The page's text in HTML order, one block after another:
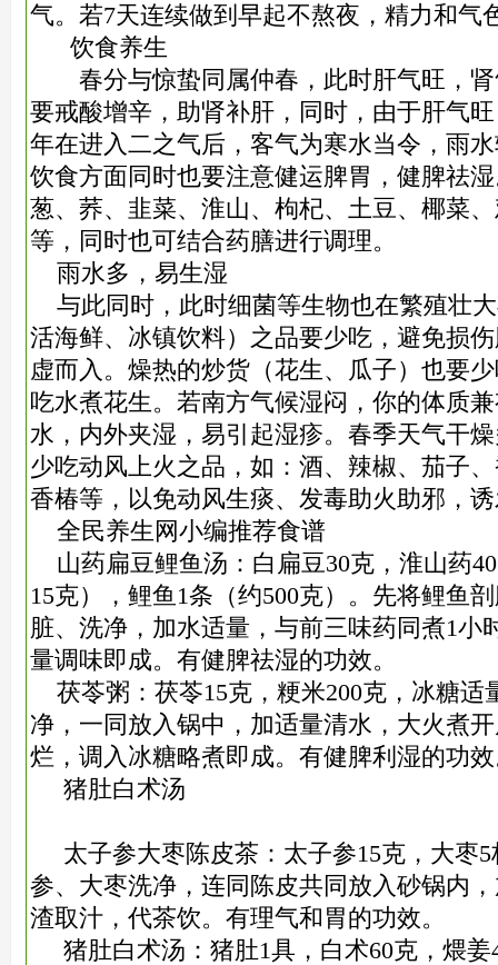
气。若7天连续做到早起不熬夜，精力和气
饮食养生
春分与惊蛰同属仲春，此时肝气旺，肾
要戒酸增辛，助肾补肝，同时，由于肝气
年在进入二之气后，客气为寒水当令，雨
饮食方面同时也要注意健运脾胃，健脾祛
葱、荞、韭菜、淮山、枸杞、土豆、椰菜
等，同时也可结合药膳进行调理。
雨水多，易生湿
与此同时，此时细菌等生物也在繁殖壮
活海鲜、冰镇饮料）之品要少吃，避免损
虚而入。燥热的炒货（花生、瓜子）也要
吃水煮花生。若南方气候湿闷，你的体质
水，内外夹湿，易引起湿疹。春季天气干
少吃动风上火之品，如：酒、辣椒、茄子
香椿等，以免动风生痰、发毒助火助邪，
全民养生网小编推荐食谱
山药扁豆鲤鱼汤：白扁豆30克，淮山药
15克），鲤鱼1条（约500克）。先将鲤鱼
脏、洗净，加水适量，与前三味药同煮1小
量调味即成。有健脾祛湿的功效。
茯苓粥：茯苓15克，粳米200克，冰糖适
净，一同放入锅中，加适量清水，大火煮
烂，调入冰糖略煮即成。有健脾利湿的功
猪肚白术汤
太子参大枣陈皮茶：太子参15克，大枣5
参、大枣洗净，连同陈皮共同放入砂锅内
渣取汁，代茶饮。有理气和胃的功效。
猪肚白术汤：猪肚1具，白术60克，煨姜